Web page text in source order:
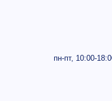
пн-пт, 10:00-